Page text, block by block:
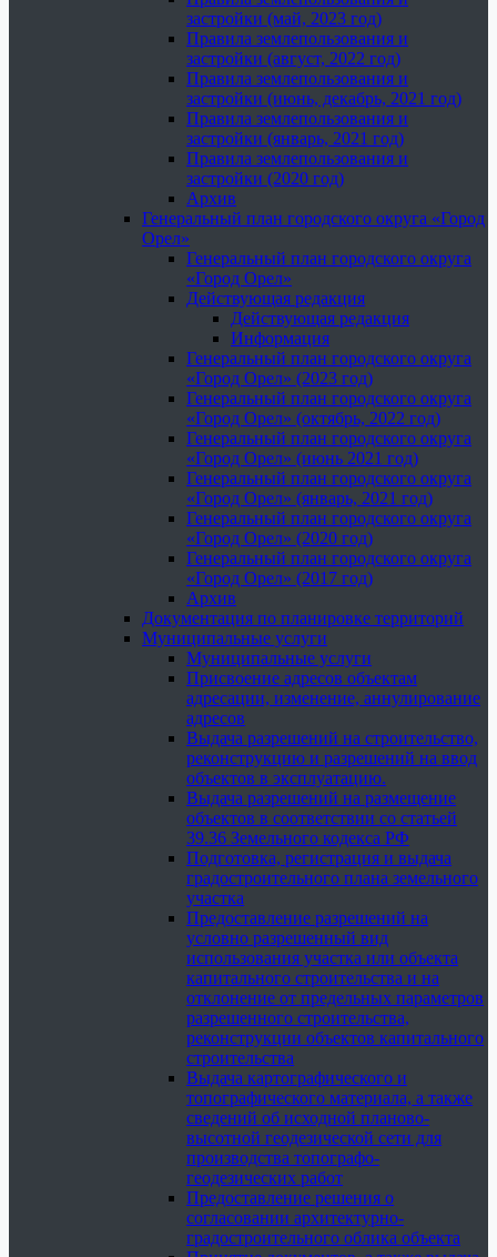
застройки (май, 2023 год)
Правила землепользования и
застройки (август, 2022 год)
Правила землепользования и
застройки (июнь, декабрь, 2021 год)
Правила землепользования и
застройки (январь, 2021 год)
Правила землепользования и
застройки (2020 год)
Архив
Генеральный план городского округа «Город
Орел»
Генеральный план городского округа
«Город Орел»
Действующая редакция
Действующая редакция
Информация
Генеральный план городского округа
«Город Орел» (2023 год)
Генеральный план городского округа
«Город Орел» (октябрь, 2022 год)
Генеральный план городского округа
«Город Орел» (июнь 2021 год)
Генеральный план городского округа
«Город Орел» (январь, 2021 год)
Генеральный план городского округа
«Город Орел» (2020 год)
Генеральный план городского округа
«Город Орел» (2017 год)
Архив
Документация по планировке территорий
Муниципальные услуги
Муниципальные услуги
Присвоение адресов объектам
адресации, изменение, аннулирование
адресов
Выдача разрешений на строительство,
реконструкцию и разрешений на ввод
объектов в эксплуатацию.
Выдача разрешений на размещение
объектов в соответствии со статьей
39.36 Земельного кодекса РФ
Подготовка, регистрация и выдача
градостроительного плана земельного
участка
Предоставление разрешений на
условно разрешенный вид
использования участка или объекта
капитального строительства и на
отклонение от предельных параметров
разрешенного строительства,
реконструкции объектов капитального
строительства
Выдача картографического и
топографического материала, а также
сведений об исходной планово-
высотной геодезической сети для
производства топографо-
геодезических работ
Предоставление решения о
согласовании архитектурно-
градостроительного облика объекта